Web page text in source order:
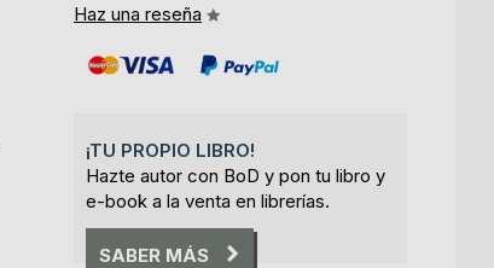
Haz una reseña
¡TU PROPIO LIBRO!
Hazte autor con BoD y pon tu libro y
e-book a la venta en librerías.
SABER MÁS